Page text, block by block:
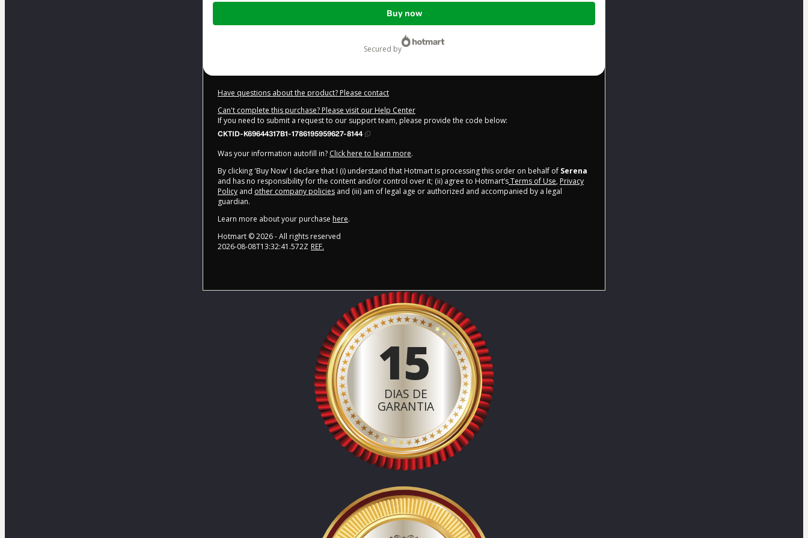
Total
Buy now
secured by
Have questions about the product? Please contact
Can't complete this purchase? Please visit our Help Center
If you need to submit a request to our support team, please provide the code below:
CKTID-K69644317B1-1786195959627-8144
Was your information autofill in? Click here to learn more.
By clicking 'Buy Now' I declare that I (i) understand that Hotmart is processing this order on behalf of Serena
and has no responsibility for the content and/or control over it; (ii) agree to Hotmart’sTerms of Use, Privacy
Policy and other company policies and (iii) am of legal age or authorized and accompanied by a legal
guardian.
Learn more about your purchase here.
Hotmart ©2026- All rights reserved
2026-08-08T13:32:41.572Z REF.
15
DIAS DE
GARANTIA